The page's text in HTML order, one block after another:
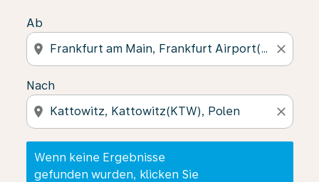
Ab
location_on close
Nach
location_on close
Wenn keine Ergebnisse
gefunden wurden, klicken Sie